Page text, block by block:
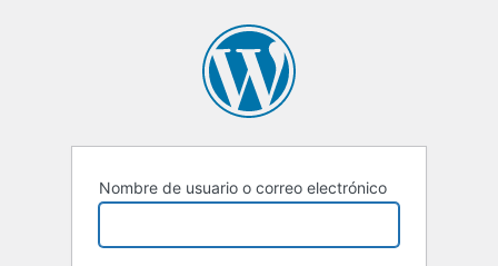
Nombre de usuario o correo electrónico